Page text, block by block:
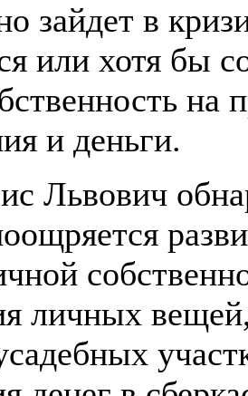
зайдет в
или хотя бы
на
и деньги.
Львович
личных